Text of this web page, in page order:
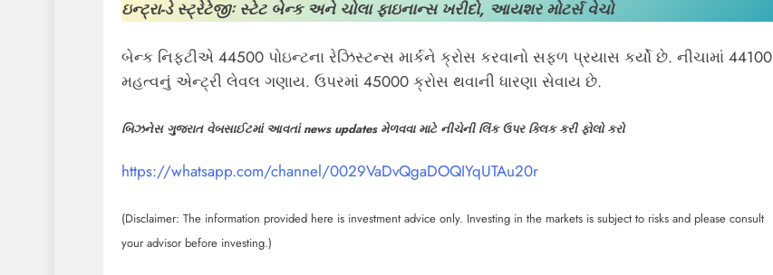
ઇન્ટ્રા-ડે સ્ટ્રેટેજીઃ સ્ટેટ બેન્ક અને ચોલા ફાઇનાન્સ ખરીદો, આયશર મોટર્સ વેચો
બેન્ક નિફ્ટીએ 44500 પોઇન્ટના રેઝિસ્ટન્સ માર્કને ક્રોસ કરવાનો સફળ પ્રયાસ કર્યો છે. નીચામાં 44100
મહત્વનું એન્ટ્રી લેવલ ગણાય. ઉપરમાં 45000 ક્રોસ થવાની ધારણા સેવાય છે.
બિઝનેસ ગુજરાત વેબસાઈટમાં આવતાં news updates મેળવવા માટે નીચેની લિંક ઉપર ક્લિક કરી ફોલો કરો
https://whatsapp.com/channel/0029VaDvQgaDOQIYqUTAu20r
(Disclaimer: The information provided here is investment advice only. Investing in the markets is subject to risks and please consult
your advisor before investing.)